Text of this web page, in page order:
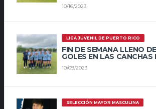
10/16/2023
LIGA JUVENIL DE PUERTO RICO
FIN DE SEMANA LLENO
GOLES EN LAS CANCHAS
10/09/2023
SELECCIÓN MAYOR MASCULINA